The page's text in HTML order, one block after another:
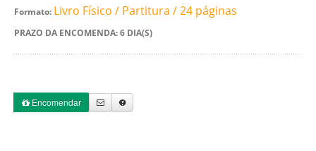
Formato: Livro Físico / Partitura / 24 páginas
PRAZO DA ENCOMENDA: 6 DIA(S)
Encomendar